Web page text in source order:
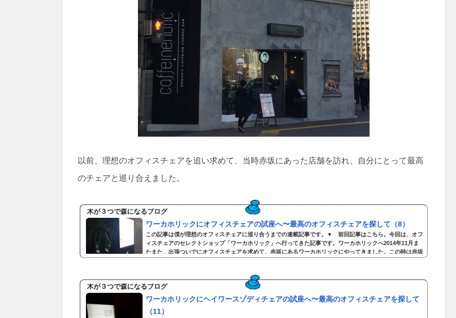
以前、理想のオフィスチェアを追い求めて、当時赤坂にあった店舗を訪れ、自分にとって最高
のチェアと巡り合えました。
木が３つで森になるブログ
ワーカホリックにオフィスチェアの試座へ〜最高のオフィスチェアを探して（8）
この記事は僕が理想のオフィスチェアに巡り合うまでの連載記事です。▼ 前回記事はこちら。今回は、オフ
ィスチェアのセレクトショップ「ワーカホリック」へ行ってきた記事です。ワーカホリックへ2014年11月ま
たまた、出張ついでにオフィスチェアを求めて、赤坂にあるワーカホリックにやってきました。この時は赤坂
木が３つで森になるブログ
ワーカホリックにヘイワースゾディチェアの試座へ〜最高のオフィスチェアを探して
（11）